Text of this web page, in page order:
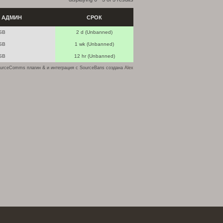
АДМИН СРОК
2 d (Unbanned)
1 wk (Unbanned)
12 hr (Unbanned)
плагин & и интеграция с SourceBans создана Alex